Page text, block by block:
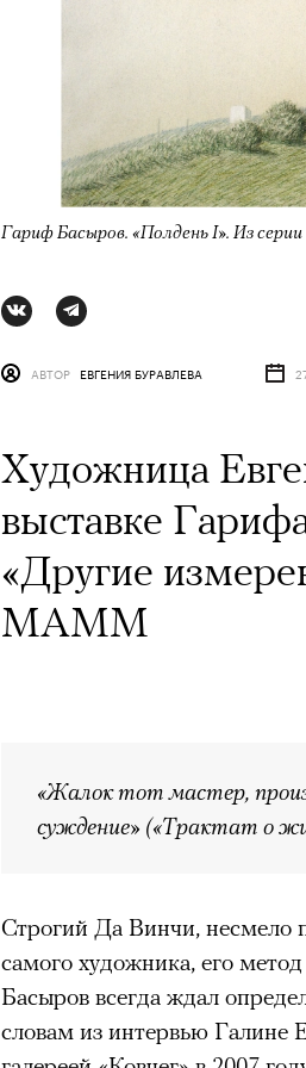
Гариф Басыров. «Полдень I». Из
АВТОР ЕВГЕНИЯ БУРАВЛЕВА
Художница
выставке
«Другие
МАММ
«Жалок тот мастер,
суждение» («Трактат о
Строгий Да Винчи, несмело
самого художника, его
Басыров всегда ждал
словам из интервью Галине
Почему для
горы
готовы снова
тянет с новой
Подписывайтесь на